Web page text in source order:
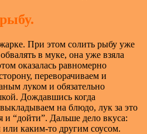
При этом солить рыбу уже
в муке, она уже взяла
оказалась равномерно
переворачиваем и
луком и обязательно
Дождавшись когда
на блюдо, лук за это
и “дойти”. Дальше дело вкуса:
каким-то другим соусом.